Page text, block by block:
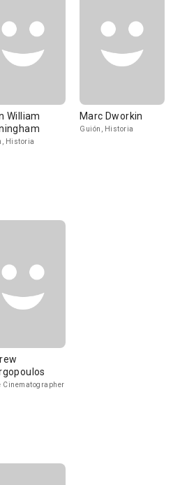
William
Historia
Marc Dworkin
Guión, Historia
Cinematographer